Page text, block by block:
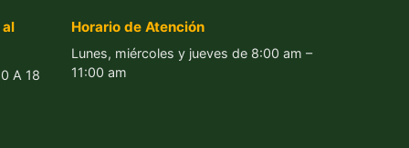
al
A 18
Horario de Atención
Lunes, miércoles y jueves de 8:00 am –
11:00 am